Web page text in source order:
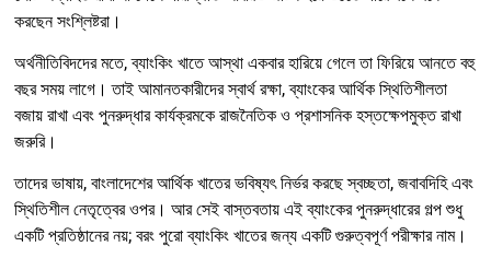
করছেন সংশ্লিষ্টরা।
অর্থনীতিবিদদের মতে, ব্যাংকিং খাতে আস্থা একবার হারিয়ে গেলে তা ফিরিয়ে আনতে বহু
বছর সময় লাগে। তাই আমানতকারীদের স্বার্থ রক্ষা, ব্যাংকের আর্থিক স্থিতিশীলতা
বজায় রাখা এবং পুনরুদ্ধার কার্যক্রমকে রাজনৈতিক ও প্রশাসনিক হস্তক্ষেপমুক্ত রাখা
জরুরি।
তাদের ভাষায়, বাংলাদেশের আর্থিক খাতের ভবিষ্যৎ নির্ভর করছে স্বচ্ছতা, জবাবদিহি এবং
স্থিতিশীল নেতৃত্বের ওপর। আর সেই বাস্তবতায় এই ব্যাংকের পুনরুদ্ধারের গল্প শুধু
একটি প্রতিষ্ঠানের নয়; বরং পুরো ব্যাংকিং খাতের জন্য একটি গুরুত্বপূর্ণ পরীক্ষার নাম।